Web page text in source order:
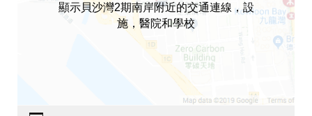
顯示貝沙灣2期南岸附近的交通連線，設
施，醫院和學校